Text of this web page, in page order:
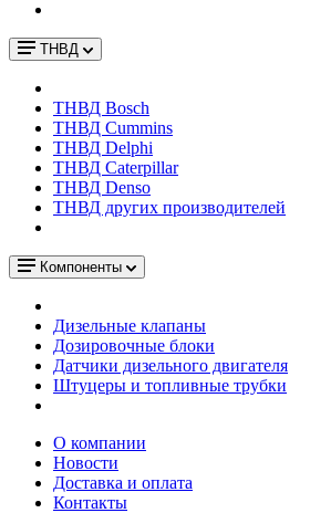
ТНВД
ТНВД Bosch
ТНВД Cummins
ТНВД Delphi
ТНВД Caterpillar
ТНВД Denso
ТНВД других производителей
Компоненты
Дизельные клапаны
Дозировочные блоки
Датчики дизельного двигателя
Штуцеры и топливные трубки
О компании
Новости
Доставка и оплата
Контакты